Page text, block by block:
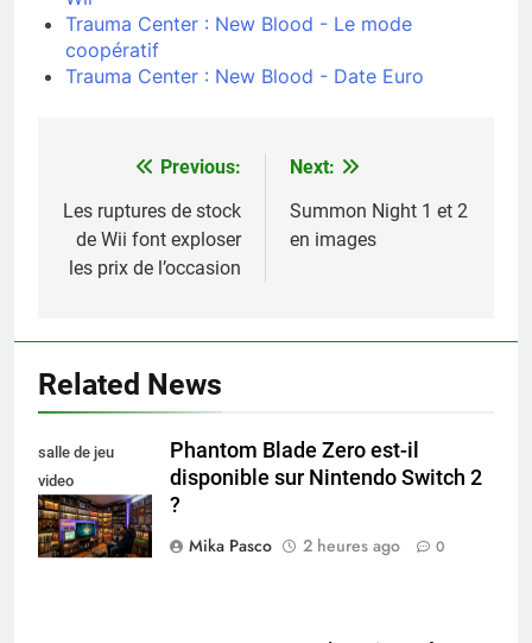
Trauma Center : New Blood - Le mode
coopératif
Trauma Center : New Blood - Date Euro
Navigation
de
l’article
Previous:
Les ruptures de stock
de Wii font exploser
les prix de l’occasion
Next:
Summon Night 1 et 2
en images
Related News
salle de jeu
video
collectionneur
Phantom Blade Zero est-il
disponible sur Nintendo Switch 2
?
Mika Pasco
2 heures ago 0